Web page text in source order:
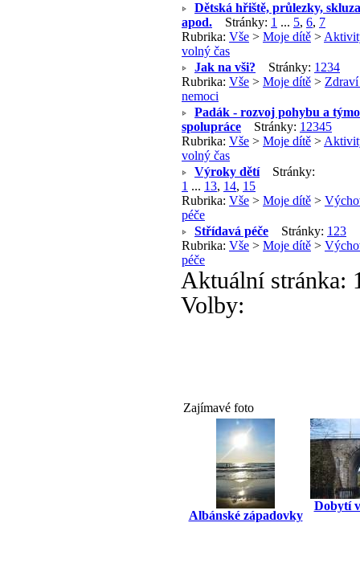
Dětská hřiště, průlezky,
apod.
Stránky: 1 ... 5, 6, 7
Rubrika: Vše > Moje dítě >
volný čas
Jak na vši?
Stránky: 1 234
Rubrika: Vše > Moje dítě > Zdraví
nemoci
Padák - rozvoj pohybu a
spolupráce
Stránky: 1 2345
Rubrika: Vše > Moje dítě >
volný čas
Výroky dětí
Stránky:
1 ... 13, 14, 15
Rubrika: Vše > Moje dítě >
péče
Střídavá péče
Stránky: 1 23
Rubrika: Vše > Moje dítě >
péče
Aktuální stránka:
Volby:
Zajímavé foto
Albánské západovky
Dobytí